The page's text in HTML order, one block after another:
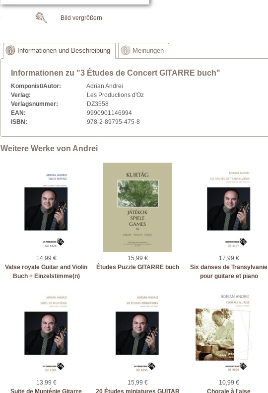
Bild vergrößern
Informationen und Beschreibung Meinungen
Informationen zu "3 Études de Concert GITARRE buch"
Komponist/Autor:
Adrian Andrei
Verlag:
Les Productions d'Oz
Verlagsnummer:
DZ3558
EAN:
9990901146994
ISBN:
978-2-89795-475-8
Weitere Werke von Andrei
14,99 €
Valse royale Guitar and Violin
Buch + Einzelstimme(n)
15,99 €
Études Puzzle GITARRE buch
17,99 €
Six danses de Transylvanie
pour guitare et piano
13,99 €
Suite de Munténie Gitarre
15,99 €
20 Études miniatures GUITAR
10,99 €
Chorale à l'aise